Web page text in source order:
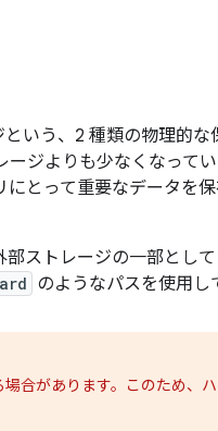
という、2 種類の物理的
ジよりも少なくなって
とって重要なデータを
ストレージの一部とし
のようなパスを使用し
合があります。このため、